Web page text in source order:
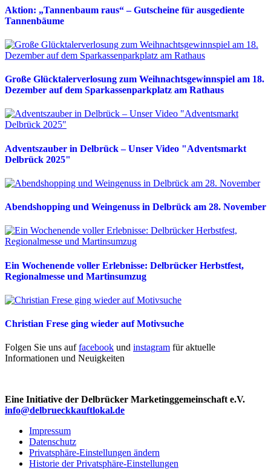
Aktion: „Tannenbaum raus“ – Gutscheine für ausgediente
Tannenbäume
Große Glücktalerverlosung zum Weihnachtsgewinnspiel am 18.
Dezember auf dem Sparkassenparkplatz am Rathaus
Adventszauber in Delbrück – Unser Video "Adventsmarkt
Delbrück 2025"
Abendshopping und Weingenuss in Delbrück am 28. November
Ein Wochenende voller Erlebnisse: Delbrücker Herbstfest,
Regionalmesse und Martinsumzug
Christian Frese ging wieder auf Motivsuche
Folgen Sie uns auffacebook und instagram für aktuelle
Informationen und Neuigkeiten
Eine Initiative der Delbrücker Marketinggemeinschaft e.V.
info@delbrueckkauftlokal.de
Impressum
Datenschutz
Privatsphäre-Einstellungen ändern
Historie der Privatsphäre-Einstellungen